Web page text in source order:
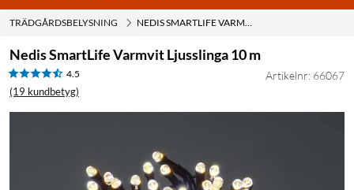
TRÄDGÅRDSBELYSNING NEDIS SMARTLIFE VARMVIT LJUSSLINGA 10 M
Nedis SmartLife Varmvit Ljusslinga 10 m
4.5
(19 kundbetyg)
Artikelnr: 66067